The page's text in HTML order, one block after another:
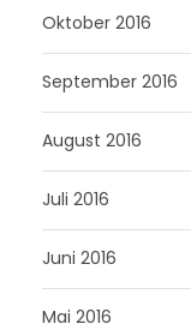
Oktober 2016
September 2016
August 2016
Juli 2016
Juni 2016
Mai 2016